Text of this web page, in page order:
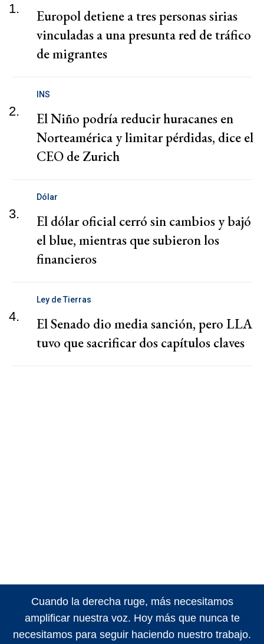
1.
Europol detiene a tres personas sirias
vinculadas a una presunta red de tráfico
de migrantes
2.
INS
El Niño podría reducir huracanes en
Norteamérica y limitar pérdidas, dice el
CEO de Zurich
3.
Dólar
El dólar oficial cerró sin cambios y bajó
el blue, mientras que subieron los
financieros
4.
Ley de Tierras
El Senado dio media sanción, pero LLA
tuvo que sacrificar dos capítulos claves
Cuando la derecha ruge, más necesitamos
amplificar nuestra voz. Hoy más que nunca te
necesitamos para seguir haciendo nuestro trabajo.